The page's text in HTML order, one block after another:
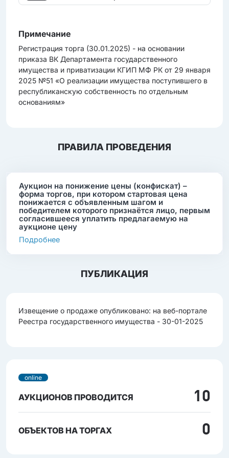
Примечание
Регистрация торга (30.01.2025) - на основании
приказа ВК Департамента государственного
имущества и приватизации КГИП МФ РК от 29 января
2025 №51 «О реализации имущества поступившего в
республиканскую собственность по отдельным
основаниям»
ПРАВИЛА ПРОВЕДЕНИЯ
Аукцион на понижение цены (конфискат) –
форма торгов, при котором стартовая цена
понижается с объявленным шагом и
победителем которого признаётся лицо, первым
согласившееся уплатить предлагаемую на
аукционе цену
Подробнее
ПУБЛИКАЦИЯ
Извещение о продаже опубликовано: на веб-портале
Реестра государственного имущества - 30-01-2025
online
АУКЦИОНОВ ПРОВОДИТСЯ 10
ОБЪЕКТОВ НА ТОРГАХ 0